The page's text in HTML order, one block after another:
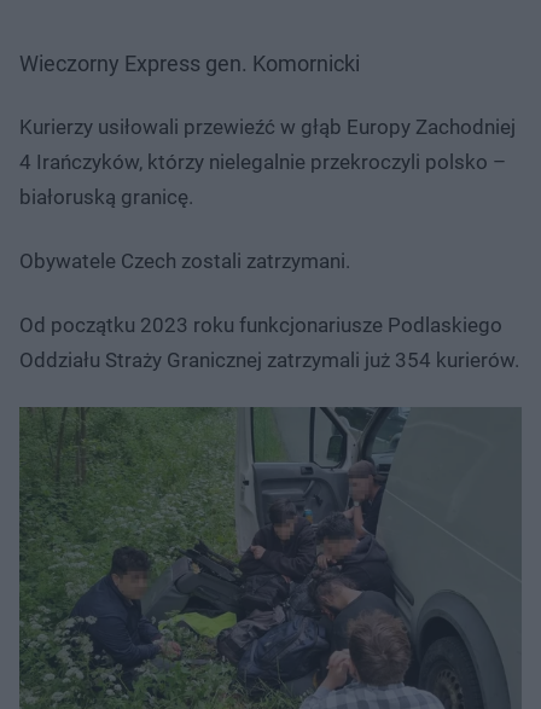
Wieczorny Express gen. Komornicki
Kurierzy usiłowali przewieźć w głąb Europy Zachodniej
4 Irańczyków, którzy nielegalnie przekroczyli polsko –
białoruską granicę.
Obywatele Czech zostali zatrzymani.
Od początku 2023 roku funkcjonariusze Podlaskiego
Oddziału Straży Granicznej zatrzymali już 354 kurierów.